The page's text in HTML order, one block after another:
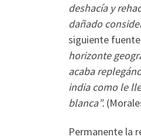
deshacía y
dañado
siguiente
horizonte
acaba
india como le
blanca”.
Permanente la